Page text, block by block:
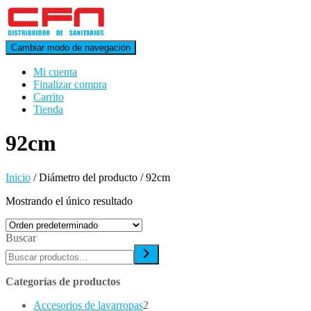
Cambiar modo de navegación
Mi cuenta
Finalizar compra
Carrito
Tienda
92cm
Inicio / Diámetro del producto / 92cm
Mostrando el único resultado
Buscar
Categorías de productos
Accesorios de lavarropas2